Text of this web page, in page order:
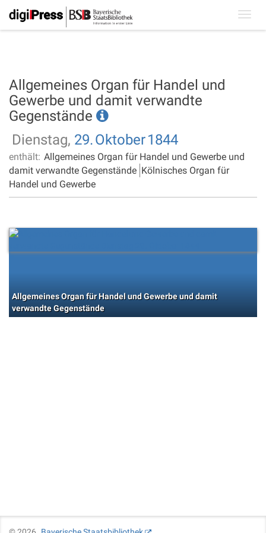
Allgemeines Organ für Handel und
Gewerbe und damit verwandte
Gegenstände
Dienstag, 29.Oktober1844
enthält: Allgemeines Organ für Handel und Gewerbe und
damit verwandte Gegenstände Kölnisches Organ für
Handel und Gewerbe
Allgemeines Organ für Handel und Gewerbe und damit
verwandte Gegenstände